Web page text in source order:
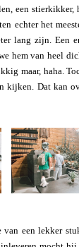
een stierkikker,
echter het
lang zijn. Een
hem van heel
maar, haha.
kijken. Dat kan
van een lekker